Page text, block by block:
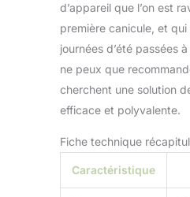
d’appareil que l’on est
première canicule, et
journées d’été passées
ne peux que
cherchent une solution
efficace et polyvalente.
Fiche technique
Caractéristique